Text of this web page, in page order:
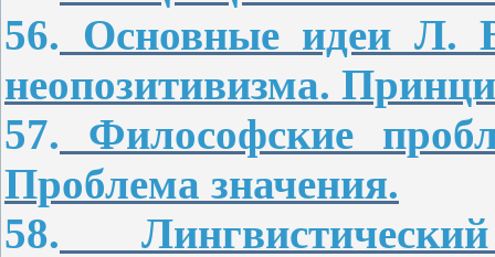
56. Основные идеи Л.
неопозитивизма.
57. Философские
Проблема значения.
58.